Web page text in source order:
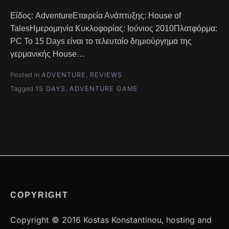
Είδος: AdventureΕταιρεία Ανάπτυξης: House of
TalesΗμερομηνία Κυκλοφορίας: Ιούνιος 2010Πλατφόρμα:
PC Το 15 Days είναι το τελευταίο δημιούργημα της
γερμανικής House…
Posted in ADVENTURE , REVIEWS
Tagged 15 DAYS ADVENTURE GAME
COPYRIGHT
Copyright © 2016 Kostas Konstantinou, hosting and